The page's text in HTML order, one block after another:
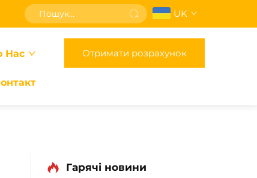
UK
Нас Отримати розрахунок
Гарячі новини